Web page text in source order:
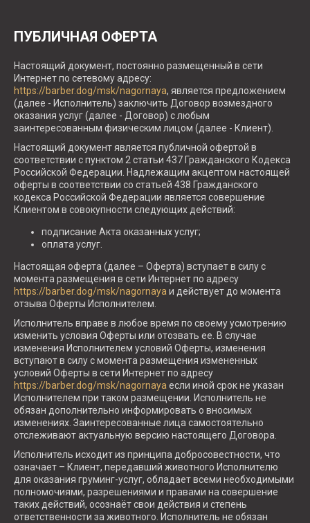
ПУБЛИЧНАЯ ОФЕРТА
Настоящий документ, постоянно размещенный в сети
Интернет по сетевому адресу:
https://barber.dog/msk/nagornaya, является предложением
(далее - Исполнитель) заключить Договор возмездного
оказания услуг (далее - Договор) с любым
заинтересованным физическим лицом (далее - Клиент).
Настоящий документ является публичной офертой в
соответствии с пунктом 2 статьи 437 Гражданского Кодекса
Российской Федерации. Надлежащим акцептом настоящей
оферты в соответствии со статьей 438 Гражданского
кодекса Российской Федерации является совершение
Клиентом в совокупности следующих действий:
подписание Акта оказанных услуг;
оплата услуг.
Настоящая оферта (далее – Оферта) вступает в силу с
момента размещения в сети Интернет по адресу
https://barber.dog/msk/nagornaya и действует до момента
отзыва Оферты Исполнителем.
Исполнитель вправе в любое время по своему усмотрению
изменить условия Оферты или отозвать ее. В случае
изменения Исполнителем условий Оферты, изменения
вступают в силу с момента размещения измененных
условий Оферты в сети Интернет по адресу
https://barber.dog/msk/nagornaya если иной срок не указан
Исполнителем при таком размещении. Исполнитель не
обязан дополнительно информировать о вносимых
изменениях. Заинтересованные лица самостоятельно
отслеживают актуальную версию настоящего Договора.
Исполнитель исходит из принципа добросовестности, что
означает – Клиент, передавший животного Исполнителю
для оказания груминг-услуг, обладает всеми необходимыми
полномочиями, разрешениями и правами на совершение
таких действий, осознаёт свои действия и степень
ответственности за животного. Исполнитель не обязан